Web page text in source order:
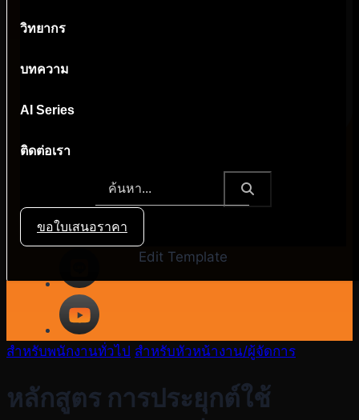
admin@aiinsight.ai
วิทยากร
บทความ
AI Series
ติดต่อเรา
ขอใบเสนอราคา
Edit Template
สำหรับพนักงานทั่วไป สำหรับหัวหน้างาน/ผู้จัดการ
หลักสูตร การประยุกต์ใช้